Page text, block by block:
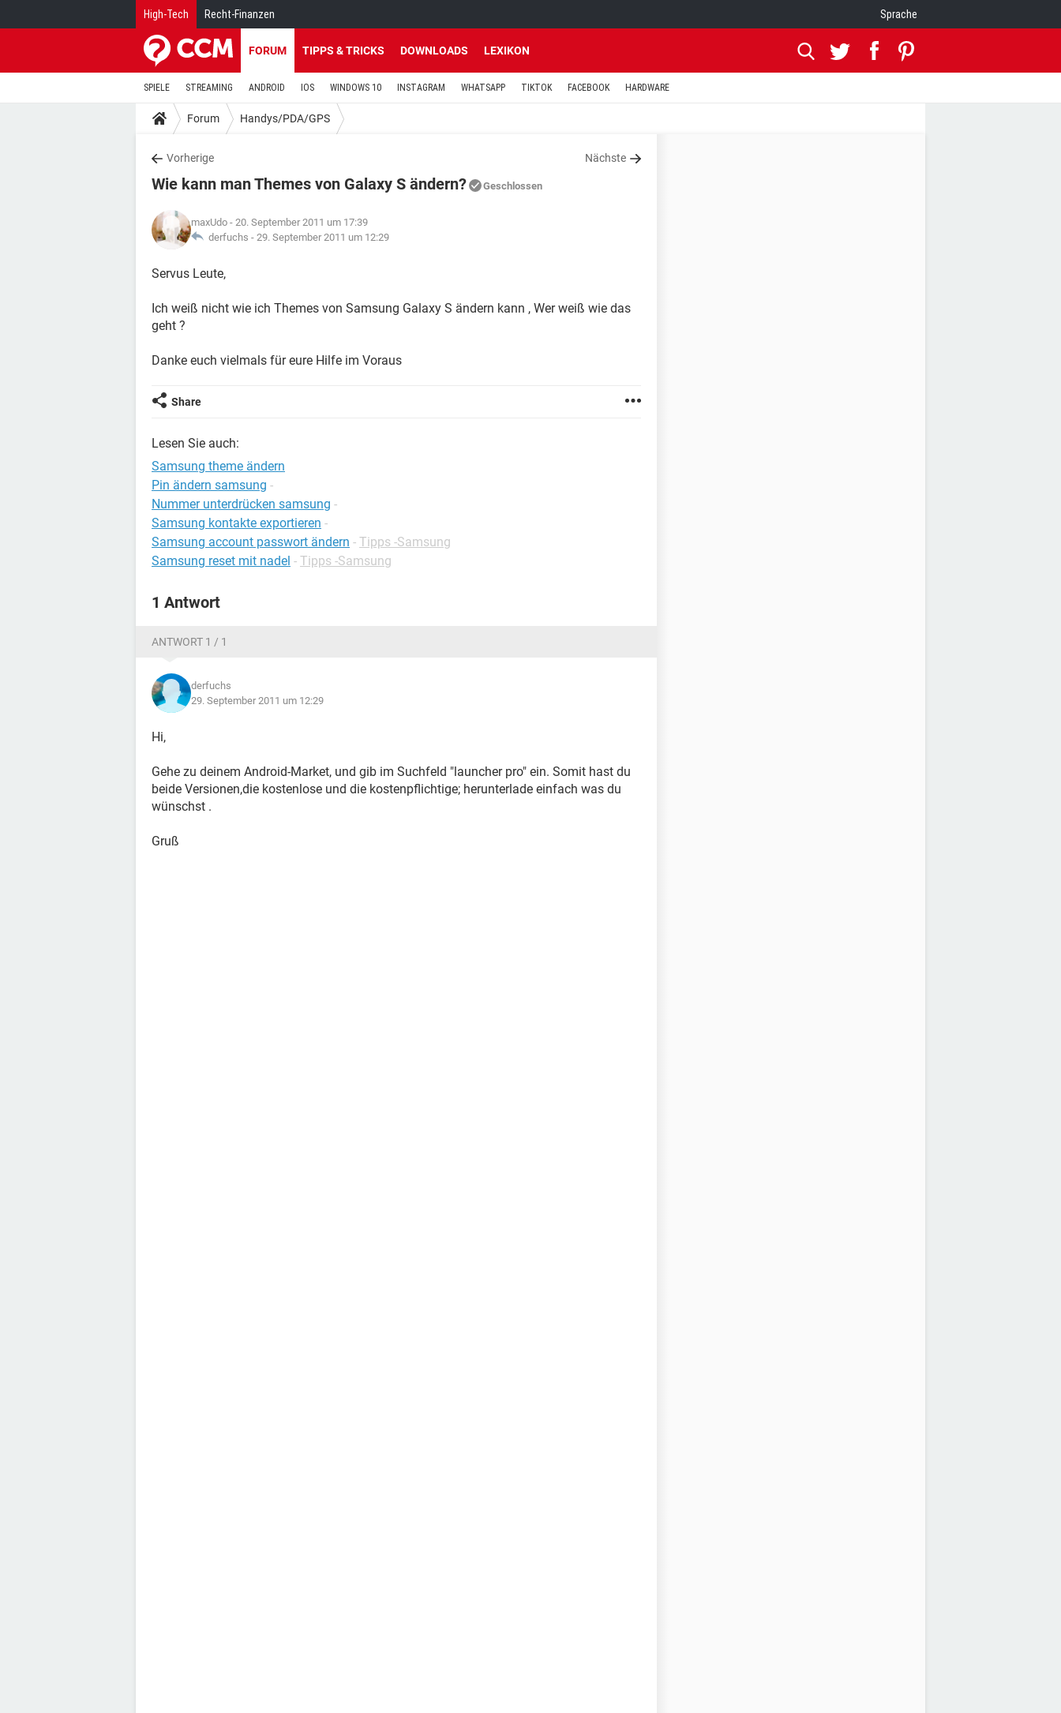
High-Tech Recht-Finanzen Sprache
FORUM TIPPS & TRICKS DOWNLOADS LEXIKON
SPIELE STREAMING ANDROID IOS WINDOWS 10 INSTAGRAM WHATSAPP TIKTOK FACEBOOK HARDWARE
Forum Handys/PDA/GPS
Vorherige Nächste
Wie kann man Themes von Galaxy S ändern? Geschlossen
maxUdo - 20. September 2011 um 17:39
derfuchs - 29. September 2011 um 12:29
Servus Leute,
Ich weiß nicht wie ich Themes von Samsung Galaxy S ändern kann , Wer weiß wie das
geht ?
Danke euch vielmals für eure Hilfe im Voraus
Share
Lesen Sie auch:
Samsung theme ändern
Pin ändern samsung -
Nummer unterdrücken samsung -
Samsung kontakte exportieren -
Samsung account passwort ändern - Tipps -Samsung
Samsung reset mit nadel - Tipps -Samsung
1 Antwort
ANTWORT 1 / 1
derfuchs
29. September 2011 um 12:29
Hi,
Gehe zu deinem Android-Market, und gib im Suchfeld "launcher pro" ein. Somit hast du
beide Versionen,die kostenlose und die kostenpflichtige; herunterlade einfach was du
wünschst .
Gruß